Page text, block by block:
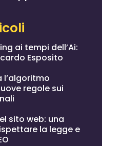
ai tempi dell’Ai:
Esposito
l’algoritmo
regole sui
sito web: una
la legge e